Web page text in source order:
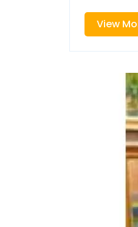
View